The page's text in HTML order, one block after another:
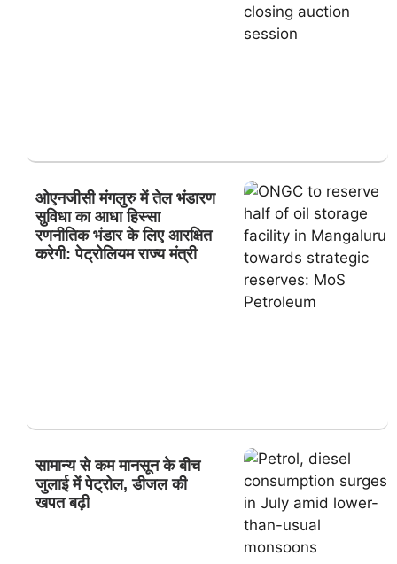
ओएनजीसी मंगलुरु में तेल भंडारण
सुविधा का आधा हिस्सा
रणनीतिक भंडार के लिए आरक्षित
करेगी: पेट्रोलियम राज्य मंत्री
सामान्य से कम मानसून के बीच
जुलाई में पेट्रोल, डीजल की
खपत बढ़ी